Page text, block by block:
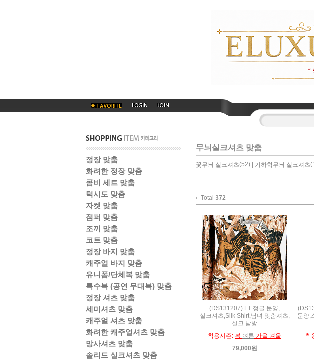
정장 맞춤
화려한 정장 맞춤
콤비 세트 맞춤
턱시도 맞춤
자켓 맞춤
점퍼 맞춤
조끼 맞춤
코트 맞춤
정장 바지 맞춤
캐주얼 바지 맞춤
유니폼/단체복 맞춤
특수복 (공연 무대복) 맞춤
정장 셔츠 맞춤
세미셔츠 맞춤
캐주얼 셔츠 맞춤
화려한 캐주얼셔츠 맞춤
망사셔츠 맞춤
솔리드 실크셔츠 맞춤
무늬실크셔츠 맞춤
꽃무늬 실크셔츠(52) | 기하학무늬 실크셔츠
Total 372
(DS131207) FT 정글 문양,
실크셔츠,Silk Shirt,남녀 맞춤셔츠,
실크 남방
착용시즌: 봄 여름 가을 겨울
79,000원
문양,
착